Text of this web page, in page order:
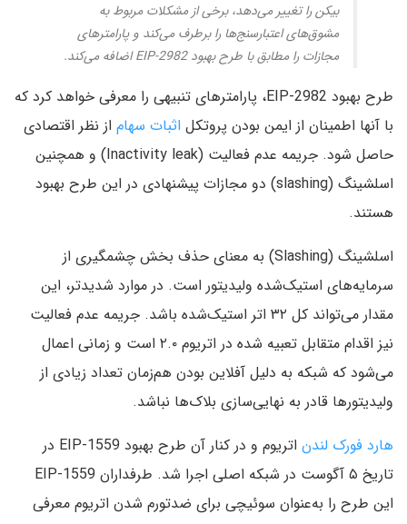
بیکن را تغییر می‌دهد، برخی از مشکلات مربوط به
مشوق‌های اعتبارسنج‌ها را برطرف می‌کند و پارامترهای
مجازات را مطابق با طرح بهبود EIP-2982 اضافه می‌کند.
طرح بهبود EIP-2982، پارامترهای تنبیهی را معرفی خواهد کرد که
با آنها اطمینان از ایمن بودن پروتکل اثبات سهام از نظر اقتصادی
حاصل شود. جریمه عدم فعالیت (Inactivity leak) و همچنین
اسلشینگ (slashing) دو مجازات پیشنهادی در این طرح بهبود
هستند.
اسلشینگ (Slashing) به معنای حذف بخش چشمگیری از
سرمایه‌های استیک‌شده ولیدیتور است. در موارد شدیدتر، این
مقدار می‌تواند کل ۳۲ اتر استیک‌شده باشد. جریمه عدم فعالیت
نیز اقدام متقابل تعبیه شده در اتریوم ۲.۰ است و زمانی اعمال
می‌شود که شبکه به دلیل آفلاین بودن هم‌زمان تعداد زیادی از
ولیدیتورها قادر به نهایی‌سازی بلاک‌ها نباشد.
هارد فورک لندن
اتریوم و در کنار آن طرح بهبود EIP-1559 در
تاریخ ۵ آگوست در شبکه اصلی اجرا شد. طرفداران EIP-1559
این طرح را به‌عنوان سوئیچی برای ضدتورم شدن اتریوم معرفی